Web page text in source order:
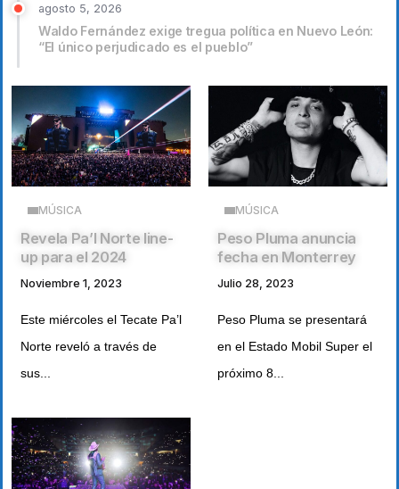
agosto 5, 2026
Waldo Fernández exige tregua política en Nuevo León:
“El único perjudicado es el pueblo”
MÚSICA
Revela Pa’l Norte line-
up para el 2024
Noviembre 1, 2023
Este miércoles el Tecate Pa’l
Norte reveló a través de
sus...
MÚSICA
Peso Pluma anuncia
fecha en Monterrey
Julio 28, 2023
Peso Pluma se presentará
en el Estado Mobil Super el
próximo 8...